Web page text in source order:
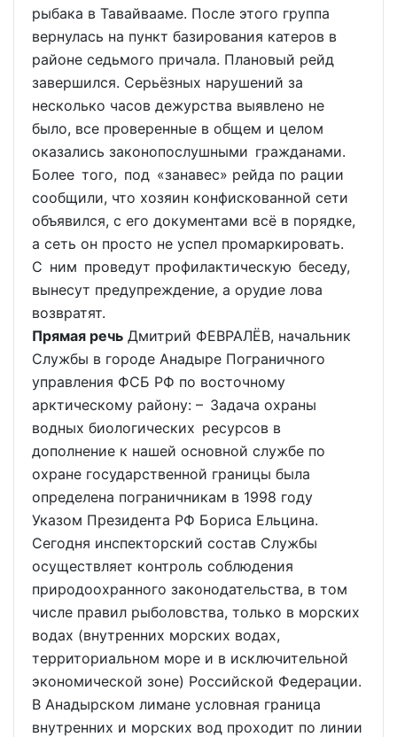
рыбака в Тавайвааме. После этого группа
вернулась на пункт базирования катеров в
районе седьмого причала. Плановый рейд
завершился. Серьёзных нарушений за
несколько часов дежурства выявлено не
было, все проверенные в общем и целом
оказались законопослушными гражданами.
Более того, под «занавес» рейда по рации
сообщили, что хозяин конфискованной сети
объявился, с его документами всё в порядке,
а сеть он просто не успел промаркировать.
С ним проведут профилактическую беседу,
вынесут предупреждение, а орудие лова
возвратят.
Прямая речь Дмитрий ФЕВРАЛЁВ, начальник
Службы в городе Анадыре Пограничного
управления ФСБ РФ по восточному
арктическому району: – Задача охраны
водных биологических ресурсов в
дополнение к нашей основной службе по
охране государственной границы была
определена пограничникам в 1998 году
Указом Президента РФ Бориса Ельцина.
Сегодня инспекторский состав Службы
осуществляет контроль соблюдения
природоохранного законодательства, в том
числе правил рыболовства, только в морских
водах (внутренних морских водах,
территориальном море и в исключительной
экономической зоне) Российской Федерации.
В Анадырском лимане условная граница
внутренних и морских вод проходит по линии